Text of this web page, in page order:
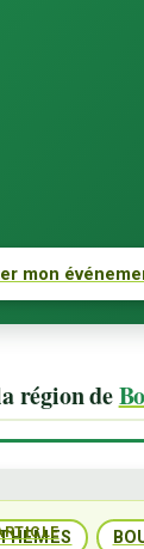
mon
région de